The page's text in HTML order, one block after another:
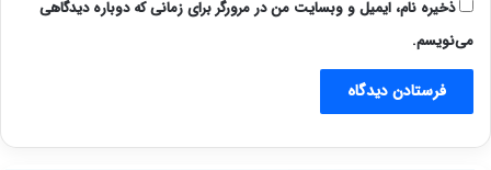
ذخیره نام، ایمیل و وبسایت من در مرورگر برای زمانی که دوباره دیدگاهی
می‌نویسم.